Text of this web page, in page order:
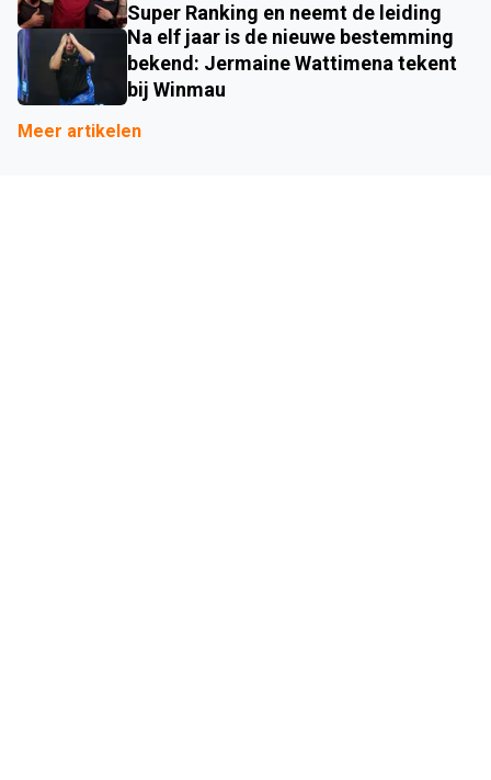
Super Ranking en neemt de leiding
Na elf jaar is de nieuwe bestemming
bekend: Jermaine Wattimena tekent
bij Winmau
Meer artikelen